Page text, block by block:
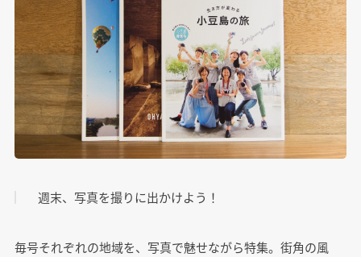
週末、写真を撮りに出かけよう！
毎号それぞれの地域を、写真で魅せながら特集。街角の風